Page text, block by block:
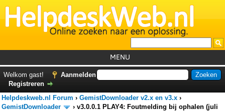
MENU
Foutcodes
Welkom gast!
Aanmelden
Registreren
Helpdeskweb.nl Forum › GemistDownloader v2.x en v3.x ›
GemistDownloader
› v3.0.0.1 PLAY4: Foutmelding bij ophalen (juli